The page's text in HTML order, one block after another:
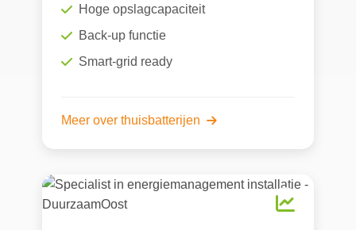
Hoge opslagcapaciteit
Back-up functie
Smart-grid ready
Meer over thuisbatterijen